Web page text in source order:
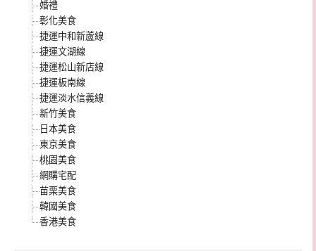
婚禮
彰化美食
捷運中和新蘆線
捷運文湖線
捷運松山新店線
捷運板南線
捷運淡水信義線
新竹美食
日本美食
東京美食
桃園美食
網購宅配
苗栗美食
韓國美食
香港美食